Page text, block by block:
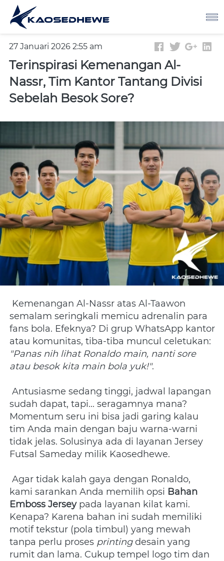
27 Januari 2026 2:55 am
Terinspirasi Kemenangan Al-
Nassr, Tim Kantor Tantang Divisi
Sebelah Besok Sore?
semalam seringkali memicu adrenalin para
fans bola. Efeknya? Di grup WhatsApp kantor
"Panas nih lihat Ronaldo main, nanti sore
atau besok kita main bola yuk!".
sudah dapat, tapi... seragamnya mana?
Momentum seru ini bisa jadi garing kalau
tim Anda main dengan baju warna-warni
tidak jelas. Solusinya ada di layanan Jersey
Futsal Sameday milik Kaosedhewe.
kami sarankan Anda memilih opsi Bahan
Emboss Jersey pada layanan kilat kami.
Kenapa? Karena bahan ini sudah memiliki
motif tekstur (pola timbul) yang mewah
tanpa perlu proses printing desain yang
rumit dan lama. Cukup tempel logo tim dan